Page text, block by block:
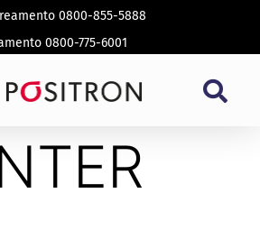
0800-855-5888
0800-775-6001